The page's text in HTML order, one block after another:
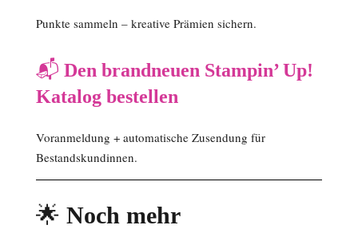
Punkte sammeln – kreative Prämien sichern.
📬 Den brandneuen Stampin’ Up!
Katalog bestellen
Voranmeldung + automatische Zusendung für
Bestandskundinnen.
🌟 Noch mehr